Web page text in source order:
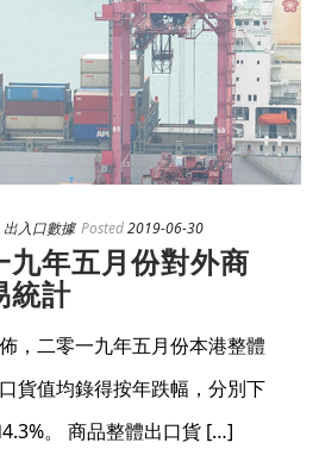
出入口數據 Posted2019-06-30
九年五月份對外商
統計
，二零一九年五月份本港整體
貨值均錄得按年跌幅，分別下
。 商品整體出口貨 […]